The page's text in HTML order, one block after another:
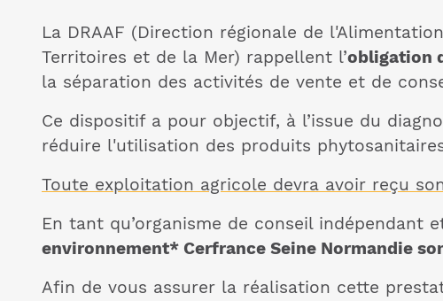
La DRAAF (Direction régionale de
Territoires et de la Mer) rappellent l’obligation
la séparation des activités de vente et de
Ce dispositif a pour objectif, à l’issue du
réduire l'utilisation des produits
Toute exploitation agricole devra avoir reçu
En tant qu’organisme de conseil indépendant
environnement* Cerfrance Seine Normandie
Afin de vous assurer la réalisation cette